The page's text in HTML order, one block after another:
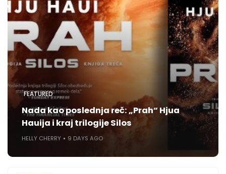
FEATURED
Nada kao poslednja reč: „Prah“ Hjua
Hauija i kraj trilogije Silos
HELLY CHERRY 9 DAYS AGO